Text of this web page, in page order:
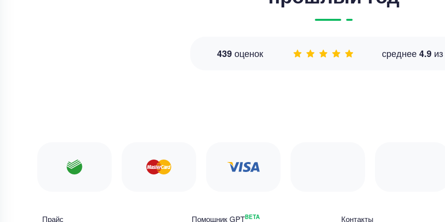
439оценок среднее4.9 из
Прайс Помощник GPTBETA Контакты